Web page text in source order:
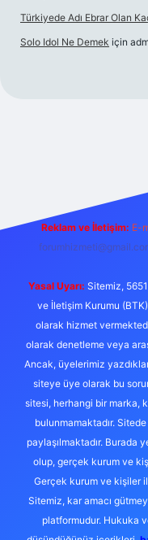
Türkiyede Adı Ebrar Olan
Solo Idol Ne Demek için
Reklam ve İletişim: E-
Yasal Uyarı: Sitemiz,
ve İletişim Kurumu
olarak hizmet
olarak denetleme veya
Ancak, üyelerimiz
siteye üye olarak bu
sitesi, herhangi bir marka,
bulunmamaktadır.
paylaşılmaktadır. Burada
olup, gerçek kurum ve
Gerçek kurum ve kişiler
Sitemiz, kar amacı
platformudur. Hukuka